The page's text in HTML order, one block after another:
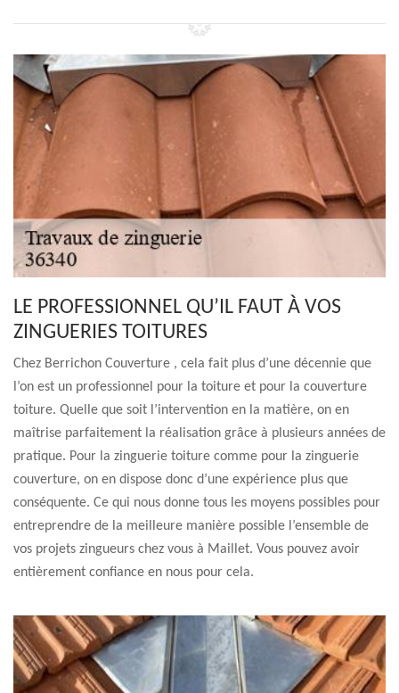
LE PROFESSIONNEL QU’IL FAUT À VOS
ZINGUERIES TOITURES
Chez Berrichon Couverture , cela fait plus d’une décennie que
l’on est un professionnel pour la toiture et pour la couverture
toiture. Quelle que soit l’intervention en la matière, on en
maîtrise parfaitement la réalisation grâce à plusieurs années de
pratique. Pour la zinguerie toiture comme pour la zinguerie
couverture, on en dispose donc d’une expérience plus que
conséquente. Ce qui nous donne tous les moyens possibles pour
entreprendre de la meilleure manière possible l’ensemble de
vos projets zingueurs chez vous à Maillet. Vous pouvez avoir
entièrement confiance en nous pour cela.